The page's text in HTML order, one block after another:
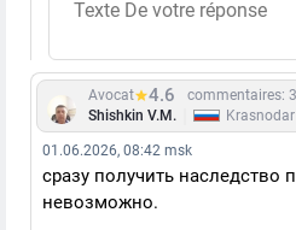
Avocat 4.6
commentaires:
Shishkin V.M.
Krasnodar
01.06.2026, 08:42 msk
сразу получить наследство
невозможно.